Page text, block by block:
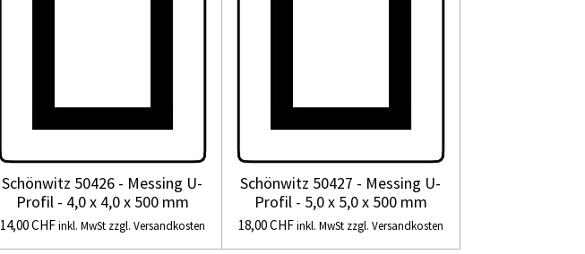
Schönwitz 50426 - Messing U-
Profil - 4,0 x 4,0 x 500 mm
14,00 CHFinkl. MwSt zzgl. Versandkosten
Schönwitz 50427 - Messing U-
Profil - 5,0 x 5,0 x 500 mm
18,00 CHFinkl. MwSt zzgl. Versandkosten